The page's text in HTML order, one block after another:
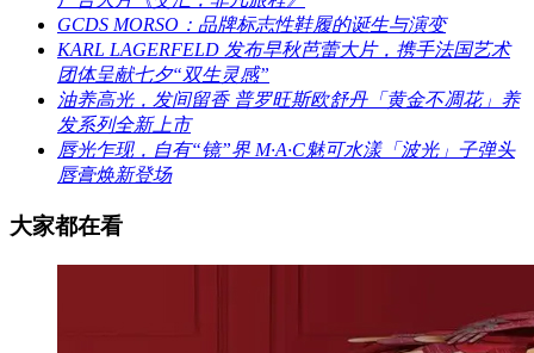
GCDS MORSO：品牌标志性鞋履的诞生与演变
KARL LAGERFELD 发布早秋芭蕾大片，携手法国艺术
团体呈献七夕“双生灵感”
油养高光，发间留香 普罗旺斯欧舒丹「黄金不凋花」养
发系列全新上市
唇光乍现，自有“镜”界 M·A·C魅可水漾「波光」子弹头
唇膏焕新登场
大家都在看